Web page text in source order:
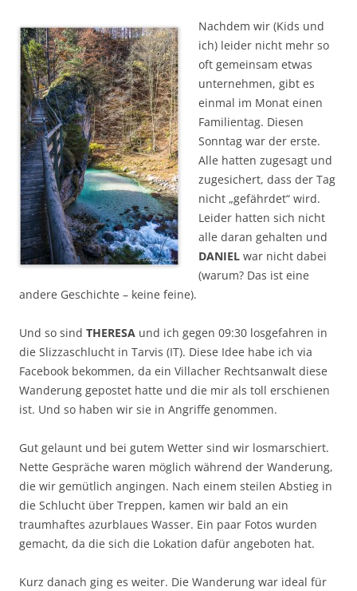
Nachdem wir (Kids und
ich) leider nicht mehr so
oft gemeinsam etwas
unternehmen, gibt es
einmal im Monat einen
Familientag. Diesen
Sonntag war der erste.
Alle hatten zugesagt und
zugesichert, dass der Tag
nicht „gefährdet“ wird.
Leider hatten sich nicht
alle daran gehalten und
DANIEL war nicht dabei
(warum? Das ist eine
andere Geschichte – keine feine).
Und so sind THERESA und ich gegen 09:30 losgefahren in
die Slizzaschlucht in Tarvis (IT). Diese Idee habe ich via
Facebook bekommen, da ein Villacher Rechtsanwalt diese
Wanderung gepostet hatte und die mir als toll erschienen
ist. Und so haben wir sie in Angriffe genommen.
Gut gelaunt und bei gutem Wetter sind wir losmarschiert.
Nette Gespräche waren möglich während der Wanderung,
die wir gemütlich angingen. Nach einem steilen Abstieg in
die Schlucht über Treppen, kamen wir bald an ein
traumhaftes azurblaues Wasser. Ein paar Fotos wurden
gemacht, da die sich die Lokation dafür angeboten hat.
Kurz danach ging es weiter. Die Wanderung war ideal für